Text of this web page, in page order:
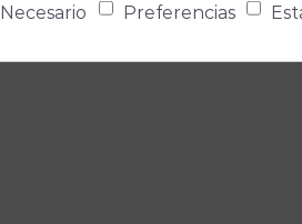
Necesario Preferencias